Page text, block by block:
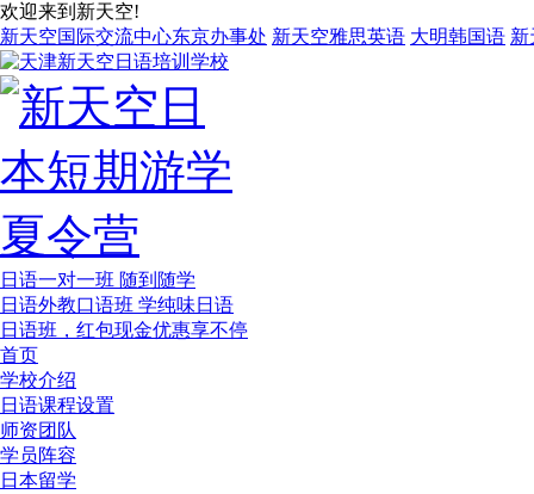
欢迎来到新天空!
新天空国际交流中心东京办事处 新天空雅思英语 大明韩国语 新
日语一对一班 随到随学
日语外教口语班 学纯味日语
日语班，红包现金优惠享不停
首页
学校介绍
日语课程设置
师资团队
学员阵容
日本留学